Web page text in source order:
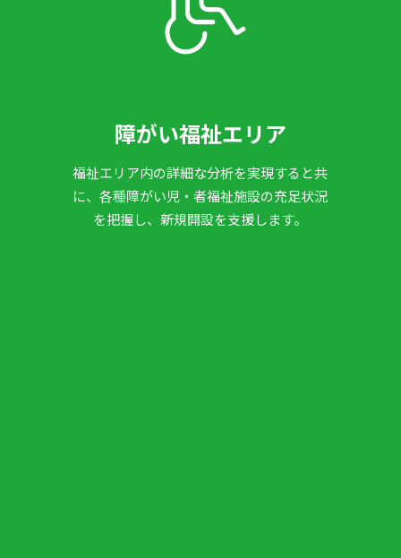
障がい福祉エリア
福祉エリア内の詳細な分析を実現すると共
に、各種障がい児・者福祉施設の充足状況
を把握し、新規開設を支援します。